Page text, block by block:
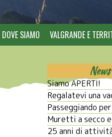
DOVE SIAMO VALGRANDE E
Siamo APERTI!
Regalatevi una
Passeggiando
Muretti a secco
25 anni di